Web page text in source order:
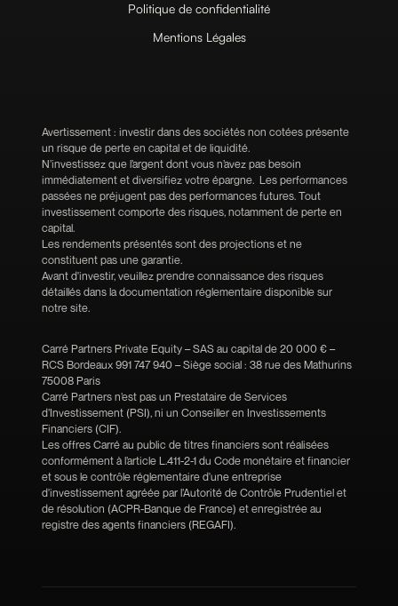
Politique de confidentialité
Mentions Légales
Avertissement : investir dans des sociétés non cotées présente
un risque de perte en capital et de liquidité.
N’investissez que l’argent dont vous n’avez pas besoin
immédiatement et diversifiez votre épargne. Les performances
passées ne préjugent pas des performances futures. Tout
investissement comporte des risques, notamment de perte en
capital.
Les rendements présentés sont des projections et ne
constituent pas une garantie.
Avant d'investir, veuillez prendre connaissance des risques
détaillés dans la documentation réglementaire disponible sur
notre site.
Carré Partners Private Equity – SAS au capital de 20 000 € –
RCS Bordeaux 991 747 940 – Siège social : 38 rue des Mathurins
75008 Paris
Carré Partners n’est pas un Prestataire de Services
d’Investissement (PSI), ni un Conseiller en Investissements
Financiers (CIF).
Les offres Carré au public de titres financiers sont réalisées
conformément à l’article L.411-2-1 du Code monétaire et financier
et sous le contrôle réglementaire d'une entreprise
d'investissement agréée par l’Autorité de Contrôle Prudentiel et
de résolution (ACPR-Banque de France) et enregistrée au
registre des agents financiers (REGAFI).